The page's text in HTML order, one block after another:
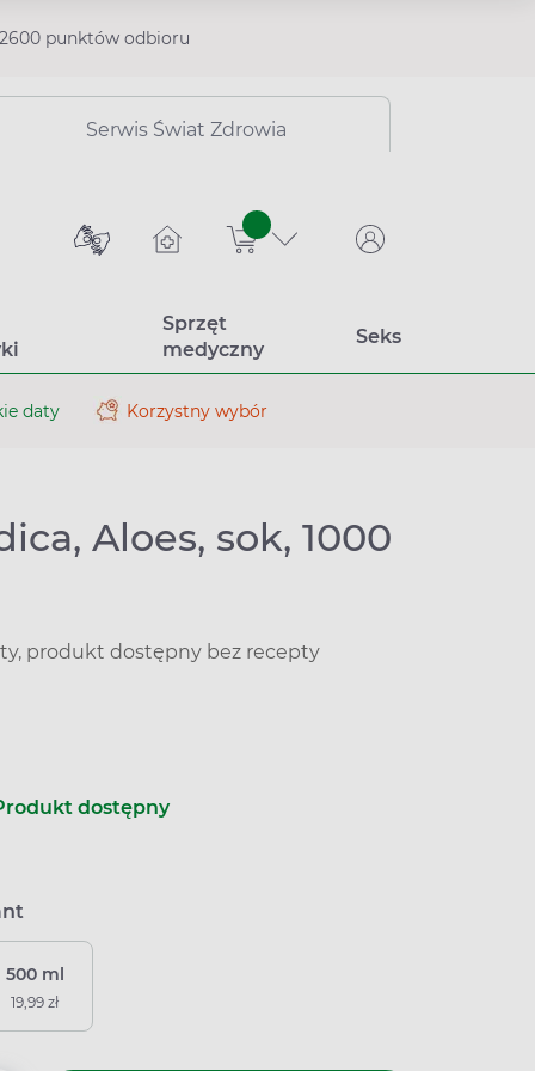
2600 punktów odbioru
Serwis Świat Zdrowia
sztuk
Sprzęt
medyczny
Seks
daty Korzystny wybór
Aloes, sok, 1000
produkt dostępny bez recepty
dostępny
500 ml
19,99 zł